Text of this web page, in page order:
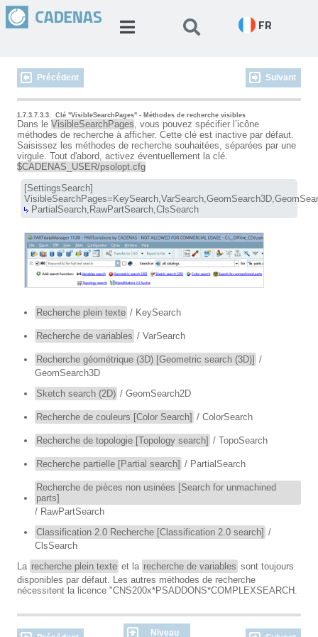
FR
Précédent Suivant
1.7.3.7.3.3. Clé "VisibleSearchPages" - Méthodes de recherche visibles
Dans le VisibleSearchPages, vous pouvez spécifier l’icône
méthodes de recherche à afficher. Cette clé est inactive par défaut.
Saisissez les méthodes de recherche souhaitées, séparées par une
virgule. Tout d'abord, activez éventuellement la clé.
$CADENAS_USER/psolopt.cfg
[SettingsSearch]
PartialSearch,RawPartSearch,ClsSearch
Recherche plein texte / KeySearch
Recherche de variables / VarSearch
Recherche géométrique (3D) [Geometric search (3D)] /
GeomSearch3D
Sketch search (2D) / GeomSearch2D
Recherche de couleurs [Color Search] / ColorSearch
Recherche de topologie [Topology search] / TopoSearch
Recherche partielle [Partial search] / PartialSearch
Recherche de pièces non usinées [Search for unmachined
parts]
/ RawPartSearch
Classification 2.0 Recherche [Classification 2.0 search] /
ClsSearch
La recherche plein texte et la recherche de variables sont toujours
disponibles par défaut. Les autres méthodes de recherche
nécessitent la licence "CNS200x*PSADDONS*COMPLEXSEARCH.
Niveau